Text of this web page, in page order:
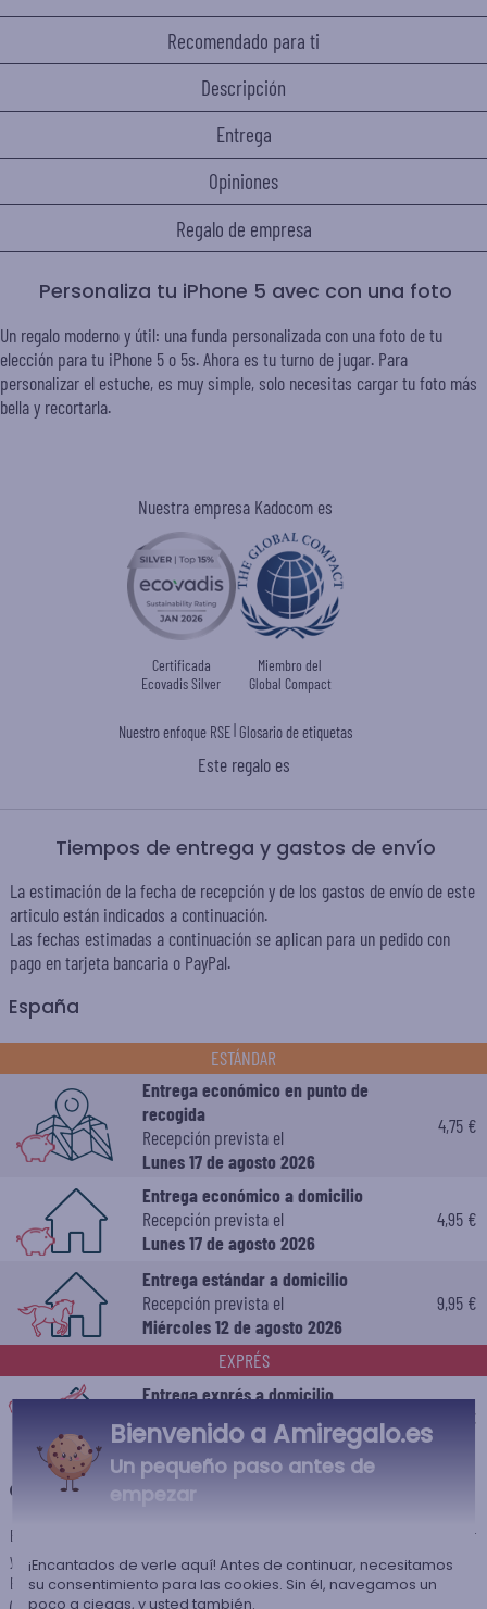
Recomendado para ti
Descripción
Entrega
Opiniones
Regalo de empresa
Personaliza tu iPhone 5 avec con una foto
Un regalo moderno y útil: una funda personalizada con una foto de tu
elección para tu iPhone 5 o 5s. Ahora es tu turno de jugar. Para
personalizar el estuche, es muy simple, solo necesitas cargar tu foto más
bella y recortarla.
Nuestra empresa Kadocom es
Certificada
Ecovadis Silver
Miembro del
Global Compact
Nuestro enfoque RSE| Glosario de etiquetas
Este regalo es
Tiempos de entrega y gastos de envío
La estimación de la fecha de recepción y de los gastos de envío de este
articulo están indicados a continuación.
Las fechas estimadas a continuación se aplican para un pedido con
pago en tarjeta bancaria o PayPal.
España
ESTÁNDAR
Entrega económico en punto de
recogida
Recepción prevista el
Lunes 17 de agosto 2026
4,75 €
Entrega económico a domicilio
Recepción prevista el
Lunes 17 de agosto 2026
4,95 €
Entrega estándar a domicilio
Recepción prevista el
Miércoles 12 de agosto 2026
9,95 €
EXPRÉS
Entrega exprés a domicilio
Recepción prevista el
Martes 11 de agosto 2026
14,95 €
Otras destinaciones
El plazo de preparación de este articulo es de 2 días laborables con la entrega estándar
y de 1 día laborable con la entrega express.
El plazo de entrega del artículo es de 3 a 4 días laborales en entrega estándar
Bienvenido a Amiregalo.es
Un pequeño paso antes de
empezar
¡Encantados de verle aquí! Antes de continuar, necesitamos
su consentimiento para las cookies. Sin él, navegamos un
poco a ciegas, y usted también.